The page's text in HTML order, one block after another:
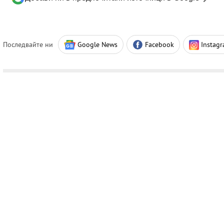
Последвайте ни Google News Facebook